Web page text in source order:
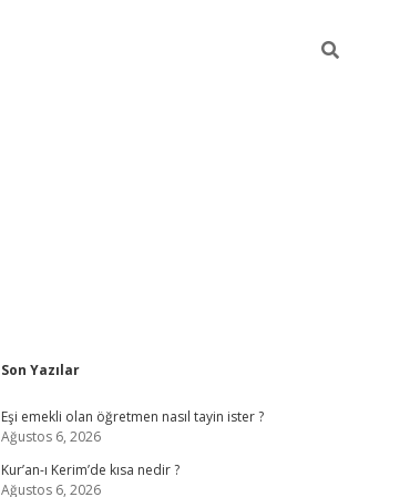
Sidebar
Son Yazılar
Eşi emekli olan öğretmen nasıl tayin ister ?
Ağustos 6, 2026
Kur’an-ı Kerim’de kısa nedir ?
Ağustos 6, 2026